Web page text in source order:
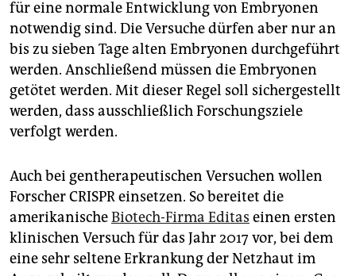
für eine normale Entwicklung von Embryonen
notwendig sind. Die Versuche dürfen aber nur an
bis zu sieben Tage alten Embryonen durchgeführt
werden. Anschließend müssen die Embryonen
getötet werden. Mit dieser Regel soll sichergestellt
werden, dass ausschließlich Forschungsziele
verfolgt werden.
Auch bei gentherapeutischen Versuchen wollen
Forscher CRISPR einsetzen. So bereitet die
amerikanischeBiotech-Firma Editas einen ersten
klinischen Versuch für das Jahr 2017 vor, bei dem
eine sehr seltene Erkrankung der Netzhaut im